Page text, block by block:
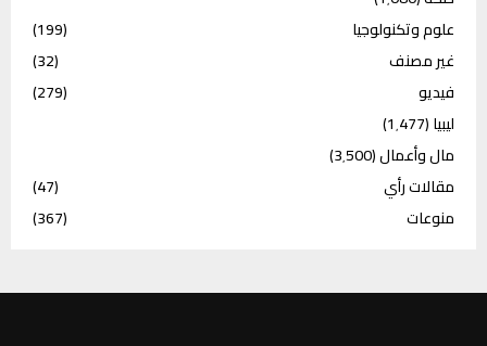
علوم وتكنولوجيا
(199)
غير مصنف
(32)
فيديو
(279)
ليبيا(1٬477)
مال وأعمال(3٬500)
مقالات رأي
(47)
منوعات
(367)